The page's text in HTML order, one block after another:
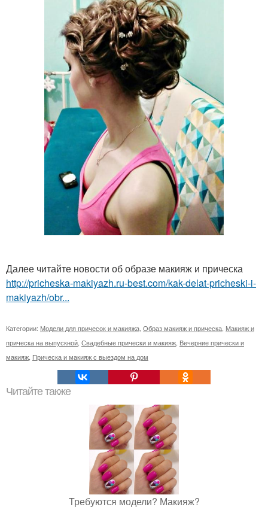
Далее читайте новости об образе макияж и прическа
http://pricheska-makiyazh.ru-best.com/kak-delat-pricheski-i-
makiyazh/obr...
Категории: Модели для причесок и макияжа Образ макияж и прическа Макияж и
прическа на выпускной Свадебные прически и макияж Вечерние прически и
макияж Прическа и макияж с выездом на дом
Читайте также
Требуются модели? Макияж?